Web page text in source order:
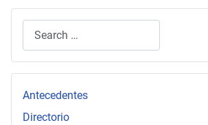
Antecedentes
Directorio